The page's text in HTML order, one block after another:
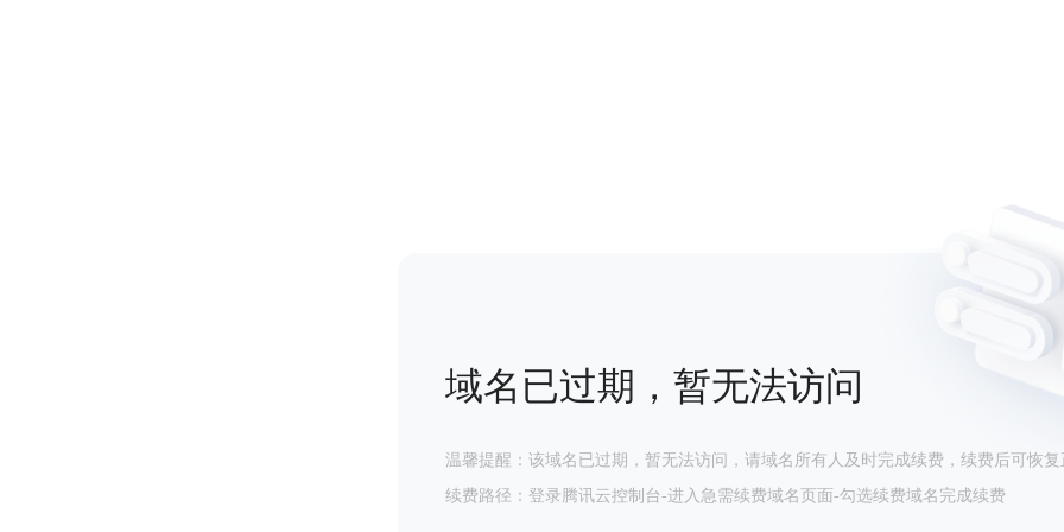
域名已过期，暂无法访问
温馨提醒：该域名已过期，暂无法访问，请域名所有人及时完成续费，续费后可恢复
续费路径：登录腾讯云控制台-进入急需续费域名页面-勾选续费域名完成续费